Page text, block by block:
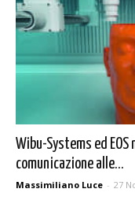
Wibu-Systems ed
comunicazione alle...
Massimiliano Luce - 27